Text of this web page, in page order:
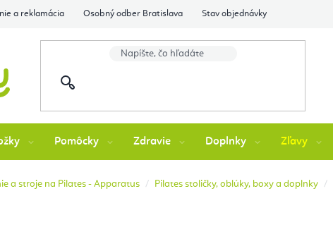
a reklamácia Osobný odber Bratislava Stav objednávky
Pomôcky Zdravie Doplnky Zľavy
a stroje na Pilates - Apparatus Pilates stoličky, oblúky, boxy a doplnky